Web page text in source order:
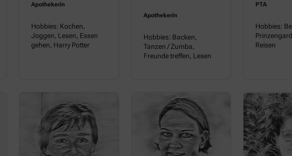
Apothekerin
Hobbies: Kochen,
Joggen, Lesen, Essen
gehen, Harry Potter
Apothekerin
Hobbies: Backen,
Tanzen / Zumba,
Freunde treffen, Lesen
PTA
Hobbies:
Reisen